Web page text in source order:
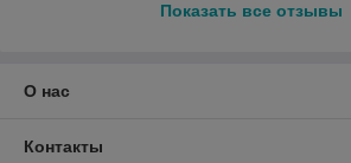
Показать все отзывы
О нас
Контакты